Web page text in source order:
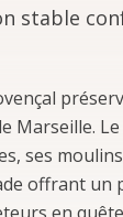
stable
Marseille.
ses
offrant un